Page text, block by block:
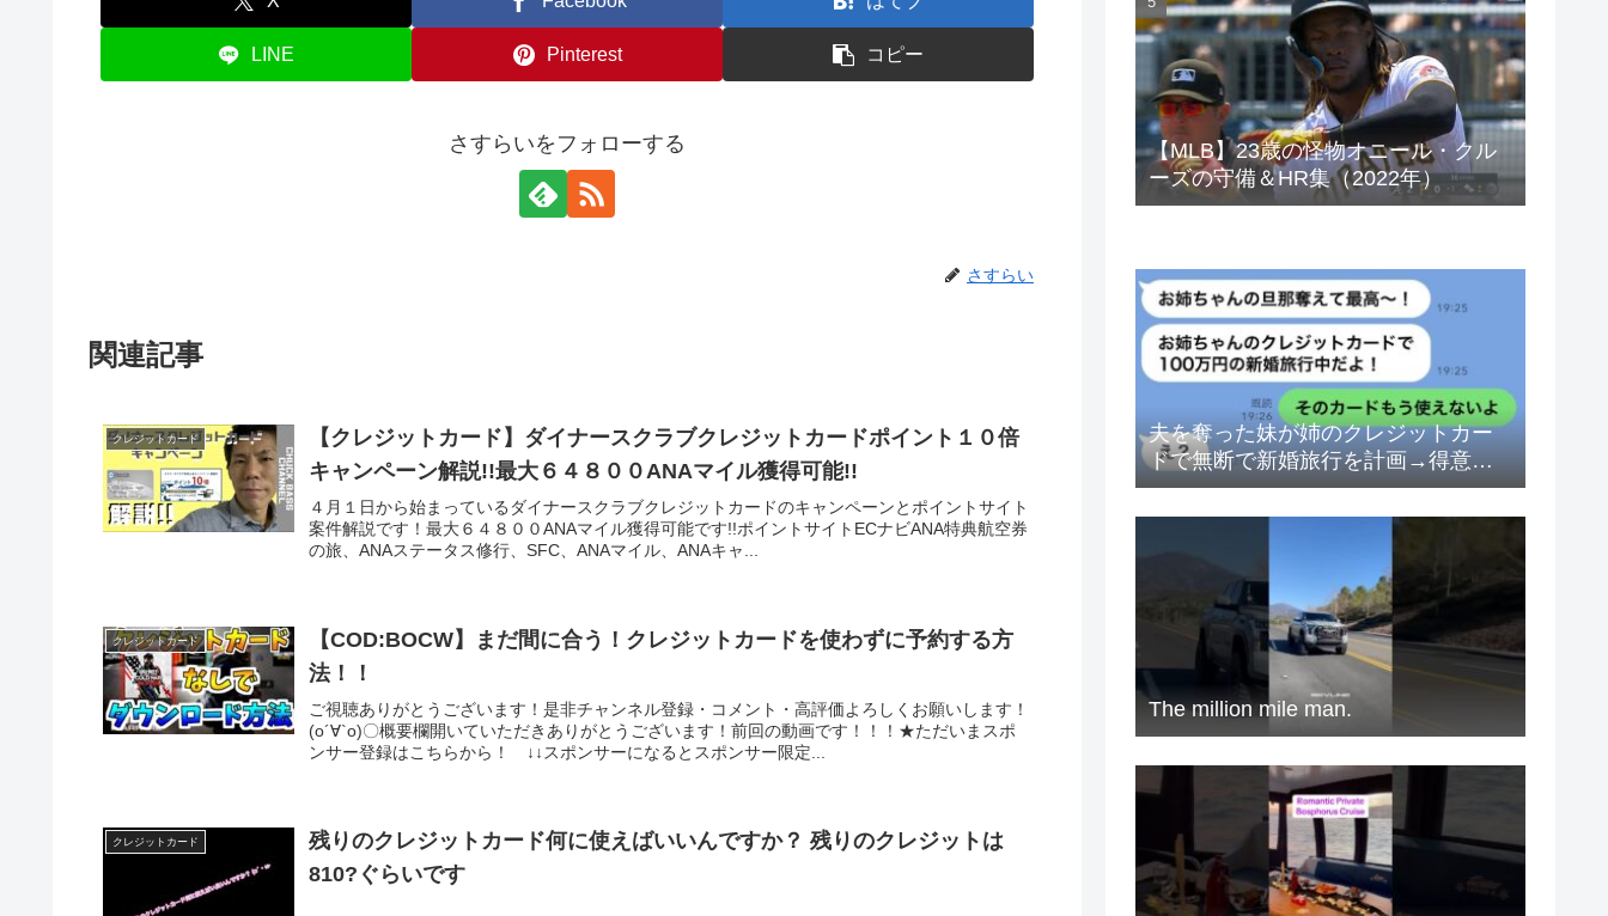
LINE Pinterest コピー
さすらいをフォローする
さすらい
関連記事
クレジットカード
【クレジットカード】ダイナースクラブクレジットカードポイント１０倍
キャンペーン解説!!最大６４８００ANAマイル獲得可能!!
４月１日から始まっているダイナースクラブクレジットカードのキャンペーンとポイントサイト
案件解説です！最大６４８００ANAマイル獲得可能です!!ポイントサイトECナビANA特典航空券
の旅、ANAステータス修行、SFC、ANAマイル、ANAキャ...
クレジットカード
【COD:BOCW】まだ間に合う！クレジットカードを使わずに予約する方
法！！
ご視聴ありがとうございます！是非チャンネル登録・コメント・高評価よろしくお願いします！
(о´∀`о)〇概要欄開いていただきありがとうございます！前回の動画です！！！★ただいまスポ
ンサー登録はこちらから！ ↓↓スポンサーになるとスポンサー限定...
クレジットカード
残りのクレジットカード何に使えばいいんですか？ 残りのクレジットは
810?ぐらいです
ベトナムドン イラクディナール
【MLB】23歳の怪物オニール・クル
ーズの守備＆HR集（2022年）
夫を奪った妹が姉のクレジットカー
ドで無断で新婚旅行を計画→得意げ
な妹に「カードは解約したから」と
伝えた時の反応が…ｗ
The million mile man.